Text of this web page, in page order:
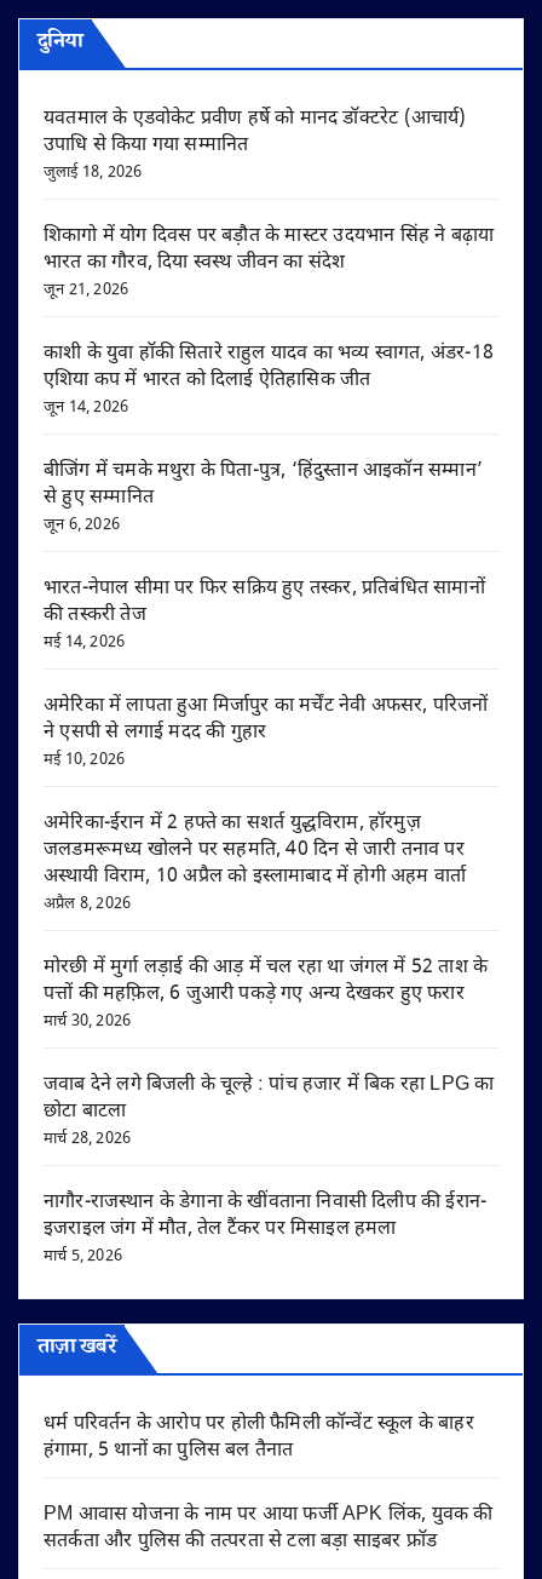
दुनिया
यवतमाल के एडवोकेट प्रवीण हर्षे को मानद डॉक्टरेट (आचार्य)
उपाधि से किया गया सम्मानित
जुलाई 18, 2026
शिकागो में योग दिवस पर बड़ौत के मास्टर उदयभान सिंह ने बढ़ाया
भारत का गौरव, दिया स्वस्थ जीवन का संदेश
जून 21, 2026
काशी के युवा हॉकी सितारे राहुल यादव का भव्य स्वागत, अंडर-18
एशिया कप में भारत को दिलाई ऐतिहासिक जीत
जून 14, 2026
बीजिंग में चमके मथुरा के पिता-पुत्र, ‘हिंदुस्तान आइकॉन सम्मान’
से हुए सम्मानित
जून 6, 2026
भारत-नेपाल सीमा पर फिर सक्रिय हुए तस्कर, प्रतिबंधित सामानों
की तस्करी तेज
मई 14, 2026
अमेरिका में लापता हुआ मिर्जापुर का मर्चेंट नेवी अफसर, परिजनों
ने एसपी से लगाई मदद की गुहार
मई 10, 2026
अमेरिका-ईरान में 2 हफ्ते का सशर्त युद्धविराम, हॉरमुज़
जलडमरूमध्य खोलने पर सहमति, 40 दिन से जारी तनाव पर
अस्थायी विराम, 10 अप्रैल को इस्लामाबाद में होगी अहम वार्ता
अप्रैल 8, 2026
मोरछी में मुर्गा लड़ाई की आड़ में चल रहा था जंगल में 52 ताश के
पत्तों की महफ़िल, 6 जुआरी पकड़े गए अन्य देखकर हुए फरार
मार्च 30, 2026
जवाब देने लगे बिजली के चूल्हे : पांच हजार में बिक रहा LPG का
छोटा बाटला
मार्च 28, 2026
नागौर-राजस्थान के डेगाना के खींवताना निवासी दिलीप की ईरान-
इजराइल जंग में मौत, तेल टैंकर पर मिसाइल हमला
मार्च 5, 2026
ताज़ा खबरें
धर्म परिवर्तन के आरोप पर होली फैमिली कॉन्वेंट स्कूल के बाहर
हंगामा, 5 थानों का पुलिस बल तैनात
PM आवास योजना के नाम पर आया फर्जी APK लिंक, युवक की
सतर्कता और पुलिस की तत्परता से टला बड़ा साइबर फ्रॉड